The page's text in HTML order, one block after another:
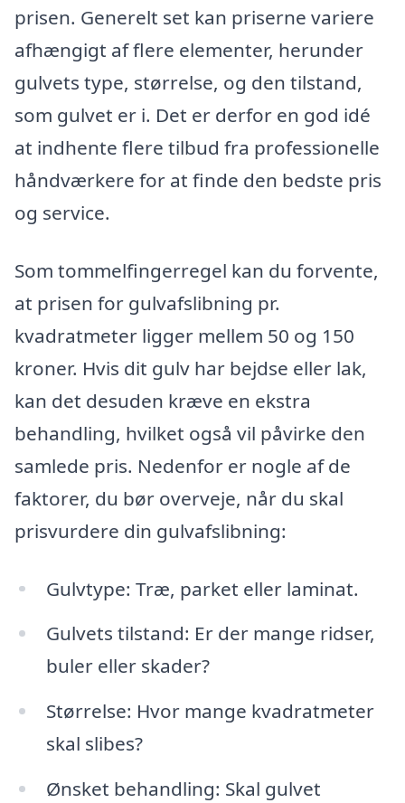
prisen. Generelt set kan priserne variere
afhængigt af flere elementer, herunder
gulvets type, størrelse, og den tilstand,
som gulvet er i. Det er derfor en god idé
at indhente flere tilbud fra professionelle
håndværkere for at finde den bedste pris
og service.
Som tommelfingerregel kan du forvente,
at prisen for gulvafslibning pr.
kvadratmeter ligger mellem 50 og 150
kroner. Hvis dit gulv har bejdse eller lak,
kan det desuden kræve en ekstra
behandling, hvilket også vil påvirke den
samlede pris. Nedenfor er nogle af de
faktorer, du bør overveje, når du skal
prisvurdere din gulvafslibning:
Gulvtype: Træ, parket eller laminat.
Gulvets tilstand: Er der mange ridser,
buler eller skader?
Størrelse: Hvor mange kvadratmeter
skal slibes?
Ønsket behandling: Skal gulvet